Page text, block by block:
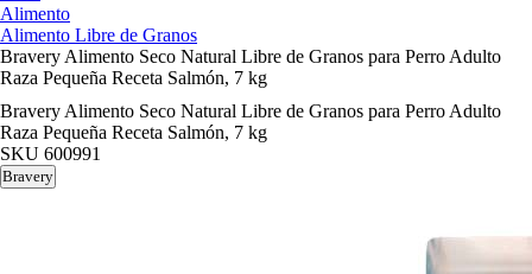
Alimento
Alimento Libre de Granos
Bravery Alimento Seco Natural Libre de Granos para Perro Adulto
Raza Pequeña Receta Salmón, 7 kg
Bravery Alimento Seco Natural Libre de Granos para Perro Adulto
Raza Pequeña Receta Salmón, 7 kg
SKU 600991
Bravery